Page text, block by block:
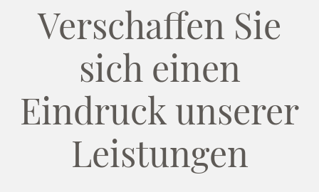
Verschaffen Sie
sich einen
Eindruck unserer
Leistungen